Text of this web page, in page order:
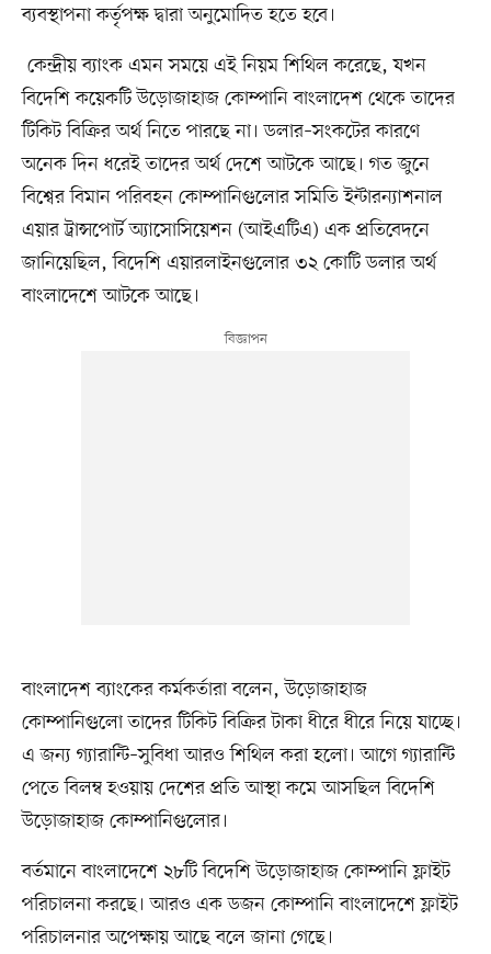
ব্যবস্থাপনা কর্তৃপক্ষ দ্বারা অনুমোদিত হতে হবে।
কেন্দ্রীয় ব্যাংক এমন সময়ে এই নিয়ম শিথিল করেছে, যখন
বিদেশি কয়েকটি উড়োজাহাজ কোম্পানি বাংলাদেশ থেকে তাদের
টিকিট বিক্রির অর্থ নিতে পারছে না। ডলার–সংকটের কারণে
অনেক দিন ধরেই তাদের অর্থ দেশে আটকে আছে। গত জুনে
বিশ্বের বিমান পরিবহন কোম্পানিগুলোর সমিতি ইন্টারন্যাশনাল
এয়ার ট্রান্সপোর্ট অ্যাসোসিয়েশন (আইএটিএ) এক প্রতিবেদনে
জানিয়েছিল, বিদেশি এয়ারলাইনগুলোর ৩২ কোটি ডলার অর্থ
বাংলাদেশে আটকে আছে।
বাংলাদেশ ব্যাংকের কর্মকর্তারা বলেন, উড়োজাহাজ
কোম্পানিগুলো তাদের টিকিট বিক্রির টাকা ধীরে ধীরে নিয়ে যাচ্ছে।
এ জন্য গ্যারান্টি–সুবিধা আরও শিথিল করা হলো। আগে গ্যারান্টি
পেতে বিলম্ব হওয়ায় দেশের প্রতি আস্থা কমে আসছিল বিদেশি
উড়োজাহাজ কোম্পানিগুলোর।
বর্তমানে বাংলাদেশে ২৮টি বিদেশি উড়োজাহাজ কোম্পানি ফ্লাইট
পরিচালনা করছে। আরও এক ডজন কোম্পানি বাংলাদেশে ফ্লাইট
পরিচালনার অপেক্ষায় আছে বলে জানা গেছে।